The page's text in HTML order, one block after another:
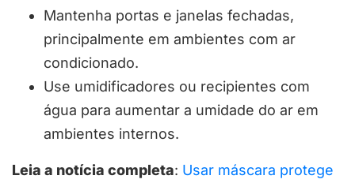
Mantenha portas e janelas fechadas,
principalmente em ambientes com ar
condicionado.
Use umidificadores ou recipientes com
água para aumentar a umidade do ar em
ambientes internos.
Leia a notícia completa: Usar máscara protege